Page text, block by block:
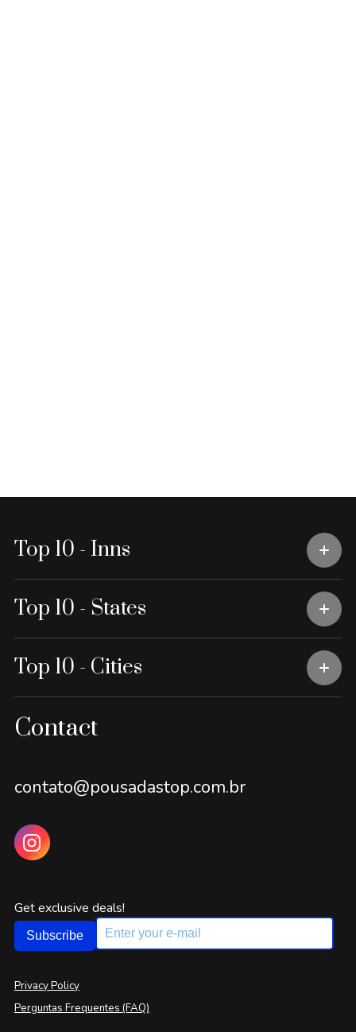
Top 10 - Inns
Top 10 - States
Top 10 - Cities
Contact
contato@pousadastop.com.br
Get exclusive deals!
Subscribe
Privacy Policy
Perguntas Frequentes (FAQ)